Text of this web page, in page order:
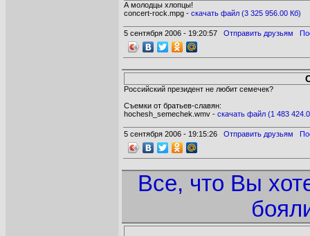
А молодцы хлопцы!
concert-rock.mpg - cкачать файл (3 325 956.00 Кб)
5 сентября 2006 - 19:20:57 Отправить друзьям
Российский президент не любит семечек?
Съемки от братьев-славян:
hochesh_semechek.wmv - cкачать файл (1 483
5 сентября 2006 - 19:15:26 Отправить друзьям
Все, что Вы